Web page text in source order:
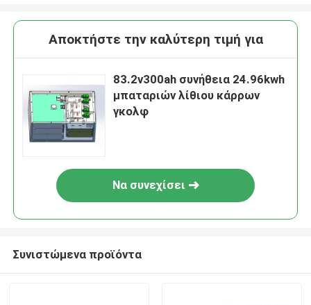
Αποκτήστε την καλύτερη τιμή για
83.2v300ah συνήθεια 24.96kwh
μπαταριών λίθιου κάρρων
γκολφ
Να συνεχίσει
Συνιστώμενα προϊόντα